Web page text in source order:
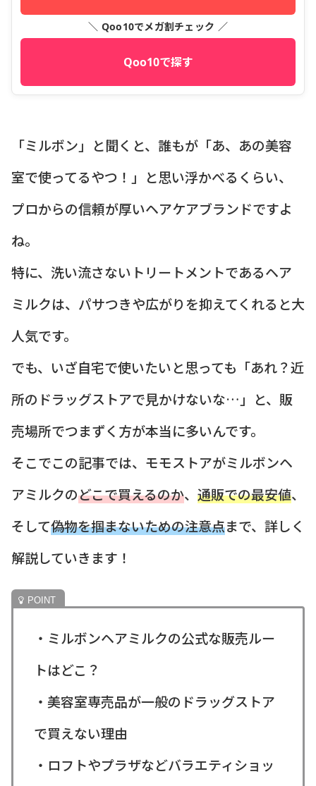
＼ Qoo10でメガ割チェック ／
Qoo10で探す
「ミルボン」と聞くと、誰もが「あ、あの美容
室で使ってるやつ！」と思い浮かべるくらい、
プロからの信頼が厚いヘアケアブランドですよ
ね。
特に、洗い流さないトリートメントであるヘア
ミルクは、パサつきや広がりを抑えてくれると大
人気です。
でも、いざ自宅で使いたいと思っても「あれ？近
所のドラッグストアで見かけないな…」と、販
売場所でつまずく方が本当に多いんです。
そこでこの記事では、モモストアがミルボンヘ
アミルクのどこで買えるのか、 通販での最安値、
そして偽物を掴まないための注意点まで、詳しく
解説していきます！
・ミルボンヘアミルクの公式な販売ルー
トはどこ？
・美容室専売品が一般のドラッグストア
で買えない理由
・ロフトやプラザなどバラエティショッ